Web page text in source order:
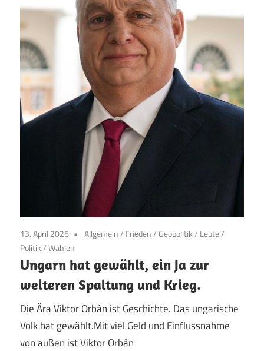
13. April 2026 Allgemein/ Frieden/Geopolitik/ Leute/
Politik/Wahlen
Ungarn hat gewählt, ein Ja zur
weiteren Spaltung und Krieg.
Die Ära Viktor Orbán ist Geschichte. Das ungarische
Volk hat gewählt.Mit viel Geld und Einflussnahme
von außen ist Viktor Orbán